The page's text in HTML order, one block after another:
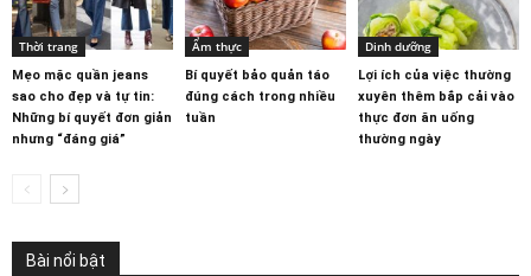
Thời trang
Mẹo mặc quần jeans
sao cho đẹp và tự tin:
Những bí quyết đơn giản
nhưng “đáng giá”
Ẩm thực
Bí quyết bảo quản táo
đúng cách trong nhiều
tuần
Dinh dưỡng
Lợi ích của việc thường
xuyên thêm bắp cải vào
thực đơn ăn uống
thường ngày
Bài nổi bật